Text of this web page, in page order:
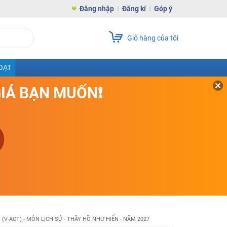
Đăng nhập Đăng kí Góp ý
Giỏ hàng của tôi
BẠN MUỐN❗
ACT) - MÔN LỊCH SỬ - THẦY HỒ NHƯ HIỂN - NĂM 2027